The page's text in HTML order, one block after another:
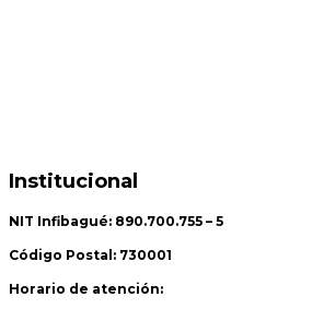
Institucional
NIT Infibagué: 890.700.755 – 5
Código Postal: 730001
Horario de atención: